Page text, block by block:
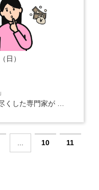
日）
くした専門家が
... 10 11